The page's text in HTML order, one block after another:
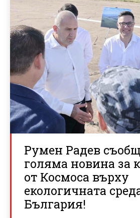
Румен Радев
голяма новина за
от Космоса върху
екологичната
България!